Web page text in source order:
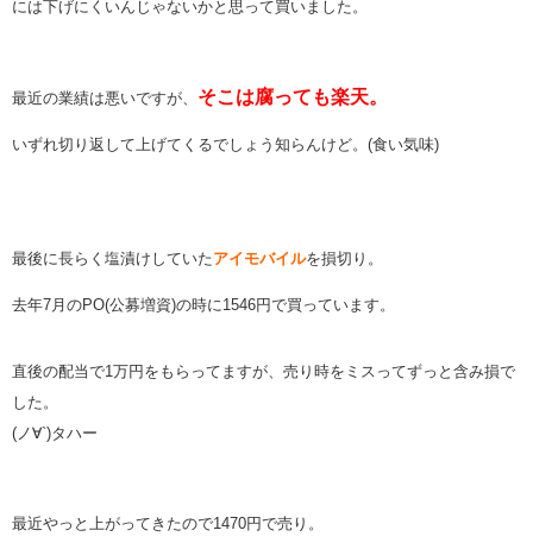
には下げにくいんじゃないかと思って買いました。
最近の業績は悪いですが、 そこは腐っても楽天。
いずれ切り返して上げてくるでしょう知らんけど。(食い気味)
最後に長らく塩漬けしていたアイモバイルを損切り。
去年7月のPO(公募増資)の時に1546円で買っています。
直後の配当で1万円をもらってますが、売り時をミスってずっと含み損で
した。
(ノ∀`)タハー
最近やっと上がってきたので1470円で売り。